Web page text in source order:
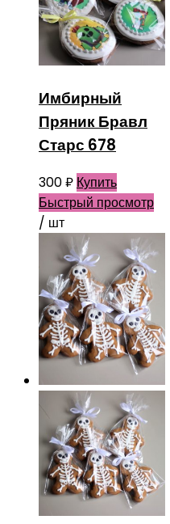
Имбирный
Пряник Бравл
Старс 678
300₽ Купить
Быстрый просмотр
/ шт